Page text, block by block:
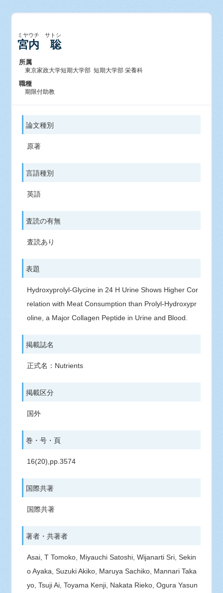
ミヤウチ サトシ
宮内 聡
所属
東京家政大学短期大学部 短期大学部 栄養科
職種
期限付助教
論文種別
原著
言語種別
英語
査読の有無
査読あり
表題
Hydroxyprolyl-Glycine in 24 H Urine Shows Higher Cor
relation with Meat Consumption than Prolyl-Hydroxypr
oline, a Major Collagen Peptide in Urine and Blood.
掲載誌名
正式名：Nutrients
掲載区分
国外
巻・号・頁
16(20),pp.3574
国際共著
国際共著
著者・共著者
Asai, T Tomoko, Miyauchi Satoshi, Wijanarti Sri, Sekin
o Ayaka, Suzuki Akiko, Maruya Sachiko, Mannari Taka
yo, Tsuji Ai, Toyama Kenji, Nakata Rieko, Ogura Yasun